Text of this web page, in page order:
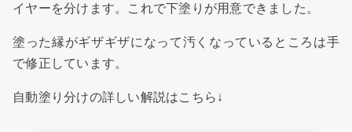
イヤーを分けます。これで下塗りが用意できました。
塗った縁がギザギザになって汚くなっているところは手
で修正しています。
自動塗り分けの詳しい解説はこちら↓